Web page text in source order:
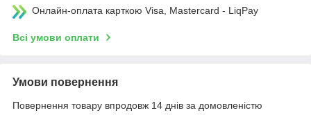
Онлайн-оплата карткою Visa, Mastercard - LiqPay
Всі умови оплати
Умови повернення
Повернення товару впродовж 14 днів за домовленістю